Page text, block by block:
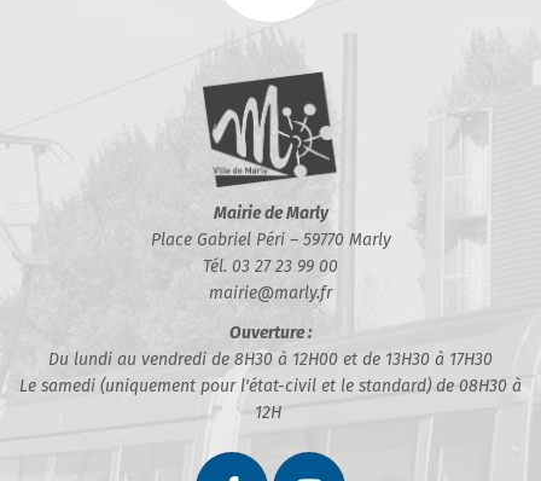
Mairie de Marly
Place Gabriel Péri – 59770 Marly
Tél. 03 27 23 99 00
mairie@marly.fr
Ouverture :
Du lundi au vendredi de 8H30 à 12H00 et de 13H30 à 17H30
Le samedi (uniquement pour l'état-civil et le standard) de 08H30 à
12H